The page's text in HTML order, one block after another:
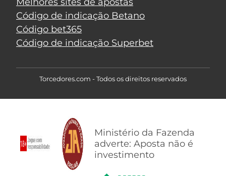
Código de indicação Betano
Código bet365
Código de indicação Superbet
Torcedores.com - Todos os direitos reservados
Ministério da Fazenda
adverte: Aposta não é
investimento